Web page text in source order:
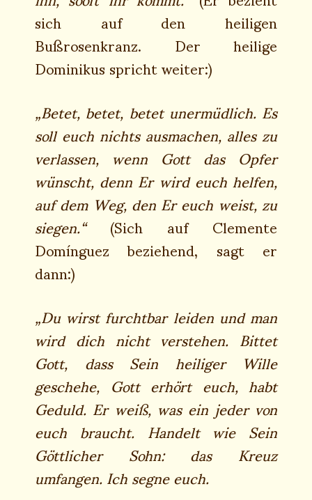
sich auf den heiligen
Bußrosenkranz. Der heilige
Dominikus spricht weiter:)
„Betet, betet, betet unermüdlich. Es
soll euch nichts ausmachen, alles zu
verlassen, wenn Gott das Opfer
wünscht, denn Er wird euch helfen,
auf dem Weg, den Er euch weist, zu
siegen.“(Sich auf Clemente
Domínguez beziehend, sagt er
dann:)
„Du wirst furchtbar leiden und man
wird dich nicht verstehen. Bittet
Gott, dass Sein heiliger Wille
geschehe, Gott erhört euch, habt
Geduld. Er weiß, was ein jeder von
euch braucht. Handelt wie Sein
Göttlicher Sohn: das Kreuz
umfangen. Ich segne euch.